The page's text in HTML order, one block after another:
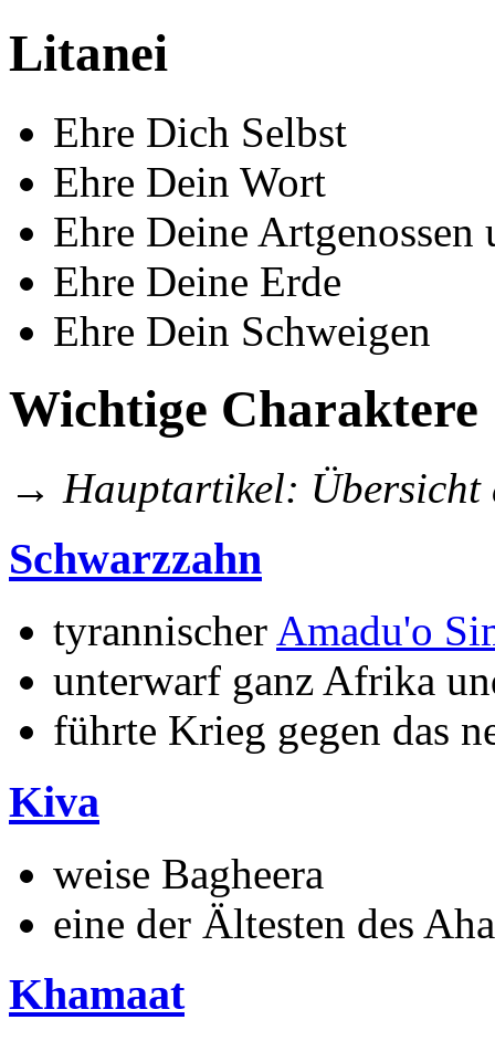
Litanei
Ehre Dich Selbst
Ehre Dein Wort
Ehre Deine
Ehre Deine Erde
Ehre Dein Schweigen
Wichtige Charaktere
→ Hauptartikel:
Schwarzzahn
tyrannischer Amadu'o
unterwarf ganz Afrika
führte Krieg gegen das
Kiva
weise Bagheera
eine der Ältesten des
Khamaat